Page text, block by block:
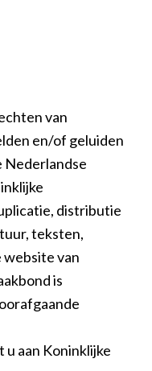
van
en/of geluiden
Nederlandse
distributie
teksten,
website van
is
aan Koninklijke